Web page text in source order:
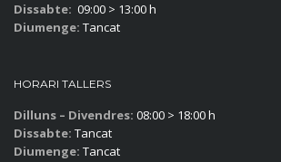
Dissabte: 09:00 > 13:00 h
Diumenge: Tancat
HORARI TALLERS
Dilluns – Divendres: 08:00 > 18:00 h
Dissabte: Tancat
Diumenge: Tancat